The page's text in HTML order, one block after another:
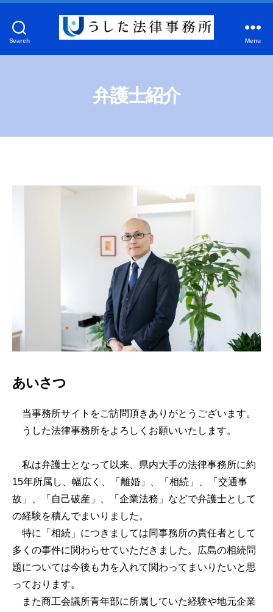
Search
法
律
Menu
弁護士紹介
あいさつ
当事務所サイトをご訪問頂きありがとうございます。
うした法律事務所をよろしくお願いいたします。
私は弁護士となって以来、県内大手の法律事務所に約
15年所属し、幅広く、「離婚」、「相続」、「交通事
故」、「自己破産」、「企業法務」などで弁護士として
の経験を積んでまいりました。
特に「相続」につきましては同事務所の責任者として
多くの事件に関わらせていただきました。広島の相続問
題については今後も力を入れて関わってまいりたいと思
っております。
また商工会議所青年部に所属していた経験や地元企業